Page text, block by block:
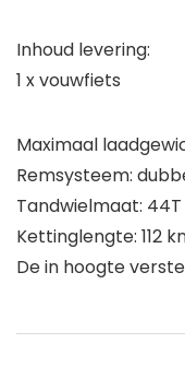
Inhoud levering:
1 x vouwfiets
Maximaal
Remsysteem:
Tandwielmaat: 44T
Kettinglengte: 112
De in hoogte